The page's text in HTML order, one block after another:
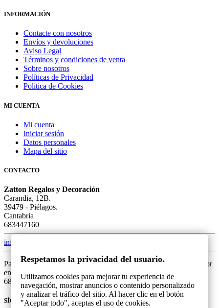
INFORMACIÓN
Contacte con nosotros
Envíos y devoluciones
Aviso Legal
Términos y condiciones de venta
Sobre nosotros
Políticas de Privacidad
Política de Cookies
MI CUENTA
Mi cuenta
Iniciar sesión
Datos personales
Mapa del sitio
CONTACTO
Zatton Regalos y Decoración
Carandia, 12B.
39479 - Piélagos.
Cantabria
683447160
info@zatton.es
Para una mejor atención, si tiene alguna duda o problema, por favor
envíanos un mensaje mediante el formulario o llámanos al
683447160. Gracias.
SÍGUENOS
Respetamos la privacidad del usuario.
Utilizamos cookies para mejorar tu experiencia de
navegación, mostrar anuncios o contenido personalizado
y analizar el tráfico del sitio. Al hacer clic en el botón
"Aceptar todo", aceptas el uso de cookies.